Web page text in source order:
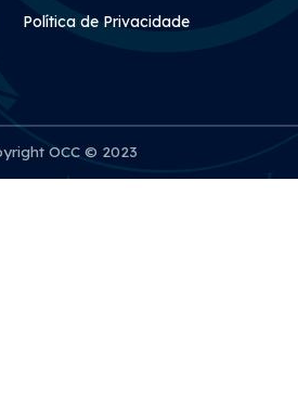
Política de Privacidade
OCC © 2023